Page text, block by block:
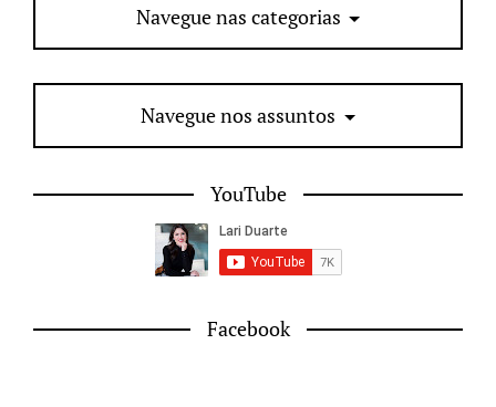
Navegue nas categorias
Navegue nos assuntos
YouTube
Facebook